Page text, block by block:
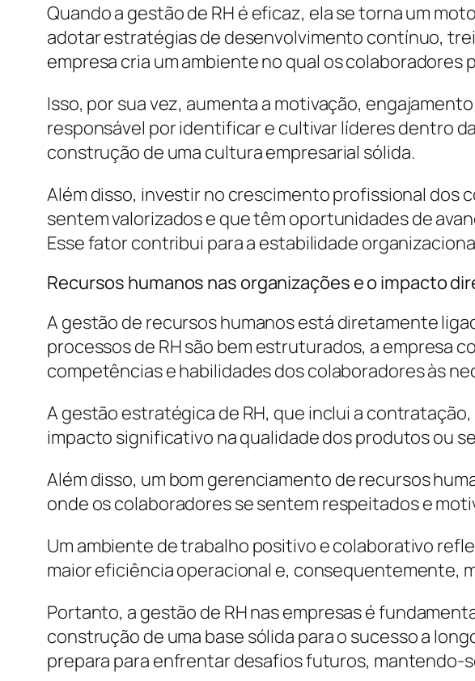
Quando a gestão de RH é eficaz, ela se torna um
adotar estratégias de desenvolvimento contínuo,
empresa cria um ambiente no qual os
Isso, por sua vez, aumenta a motivação,
responsável por identificar e cultivar líderes dentro
construção de uma cultura empresarial sólida.
Além disso, investir no crescimento profissional dos
sentem valorizados e que têm oportunidades de
Esse fator contribui para a estabilidade
Recursos humanos nas organizações e o impacto
A gestão de recursos humanos está diretamente
processos de RH são bem estruturados, a empresa
competências e habilidades dos colaboradores às
A gestão estratégica de RH, que inclui a
impacto significativo na qualidade dos produtos ou
Além disso, um bom gerenciamento de recursos
onde os colaboradores se sentem respeitados e
Um ambiente de trabalho positivo e colaborativo
maior eficiência operacional e, consequentemente,
Portanto, a gestão de RH nas empresas é
construção de uma base sólida para o sucesso a
prepara para enfrentar desafios futuros, mantendo-